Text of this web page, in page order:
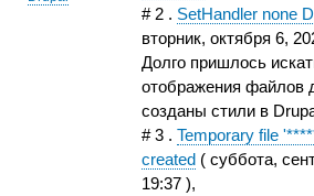
# 2 . SetHandler none
вторник, октября 6,
Долго пришлось
отображения файлов
созданы стили в
#3 .Temporary file
created ( суббота,
19:37 ),